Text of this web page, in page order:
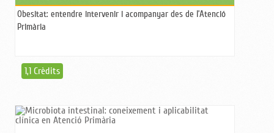
Obesitat: entendre intervenir i acompanyar des de l’Atenció
Primària
1,1 Crèdits